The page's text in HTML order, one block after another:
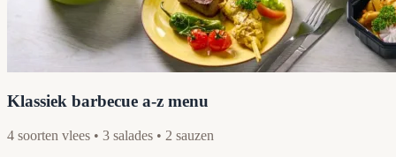
Klassiek barbecue a-z menu
4 soorten vlees • 3 salades • 2 sauzen